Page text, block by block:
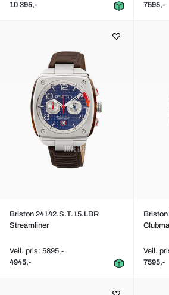
10 395,-
7595,-
Briston 24142.S.T.15.LBR
Streamliner
Veil. pris: 5895,-
4945,-
Veil.
7595,-